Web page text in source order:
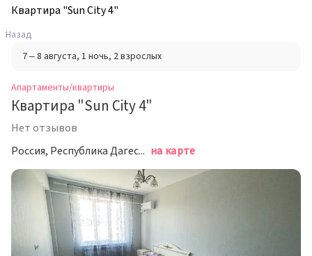
Россия
Квартира "Sun City 4"
Назад
7 – 8 августа, 1 ночь, 2 взрослых
Апартаменты/квартиры
Квартира "Sun City 4"
Нет отзывов
Россия, Республика Дагестан, Каспийск, улица Магомедали Магомеджановa, 8А на карте